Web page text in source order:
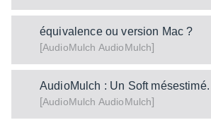
équivalence ou version Mac ?
[AudioMulch AudioMulch]
AudioMulch : Un Soft mésestimé.
[AudioMulch AudioMulch]